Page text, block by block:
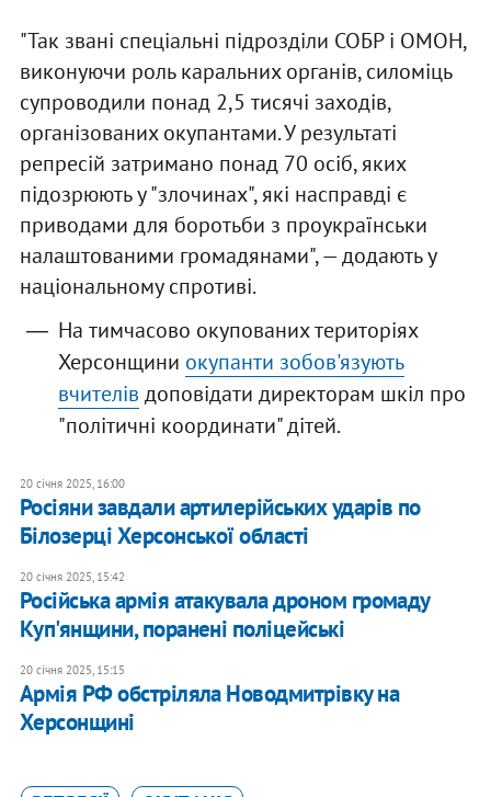
"Так звані спеціальні підрозділи СОБР і ОМОН,
виконуючи роль каральних органів, силоміць
супроводили понад 2,5 тисячі заходів,
організованих окупантами. У результаті
репресій затримано понад 70 осіб, яких
підозрюють у "злочинах", які насправді є
приводами для боротьби з проукраїнськи
налаштованими громадянами", — додають у
національному спротиві.
На тимчасово окупованих територіях
Херсонщини окупанти зобов'язують
вчителів доповідати директорам шкіл про
"політичні координати" дітей.
20 січня 2025, 16:00
Росіяни завдали артилерійських ударів по
Білозерці Херсонської області
20 січня 2025, 15:42
Російська армія атакувала дроном громаду
Куп'янщини, поранені поліцейські
20 січня 2025, 15:15
Армія РФ обстріляла Новодмитрівку на
Херсонщині